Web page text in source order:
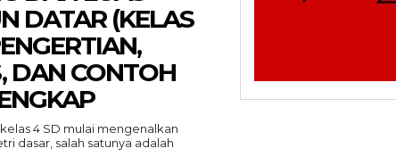
DATAR (KELAS
DAN CONTOH
4 SD mulai mengenalkan
dasar, salah satunya adalah